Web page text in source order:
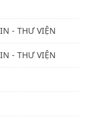
- THƯ VIỆN
- THƯ VIỆN